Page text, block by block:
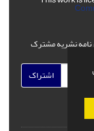
نشریه مشترک
اشتراک